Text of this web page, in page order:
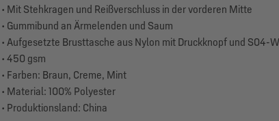
• Mit Stehkragen und Reißverschluss in der vorderen Mitte
• Gummibund an Ärmelenden und Saum
• Aufgesetzte Brusttasche aus Nylon mit Druckknopf und S04-
• 450 gsm
• Farben: Braun, Creme, Mint
• Material: 100% Polyester
• Produktionsland: China